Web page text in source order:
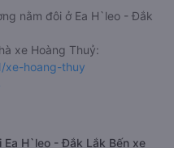
nằm đôi ở Ea H`leo - Đắk
xe Hoàng Thuỷ:
xe-hoang-thuy
H`leo - Đắk Lắk Bến xe